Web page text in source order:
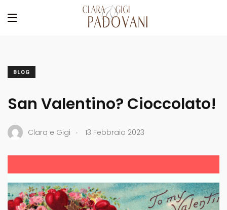
BLOG
San Valentino? Cioccolato!
Clara e Gigi . 13 Febbraio 2023